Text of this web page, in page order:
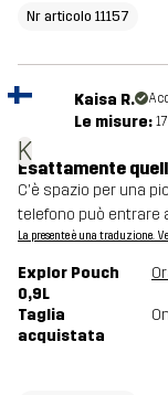
Nr articolo 11157
K
Kaisa R.
Le misure:
Esattamente
C'è spazio per una
telefono può entrare
La presente è una traduzione.
Explor Pouch
0,9L
Taglia
acquistata